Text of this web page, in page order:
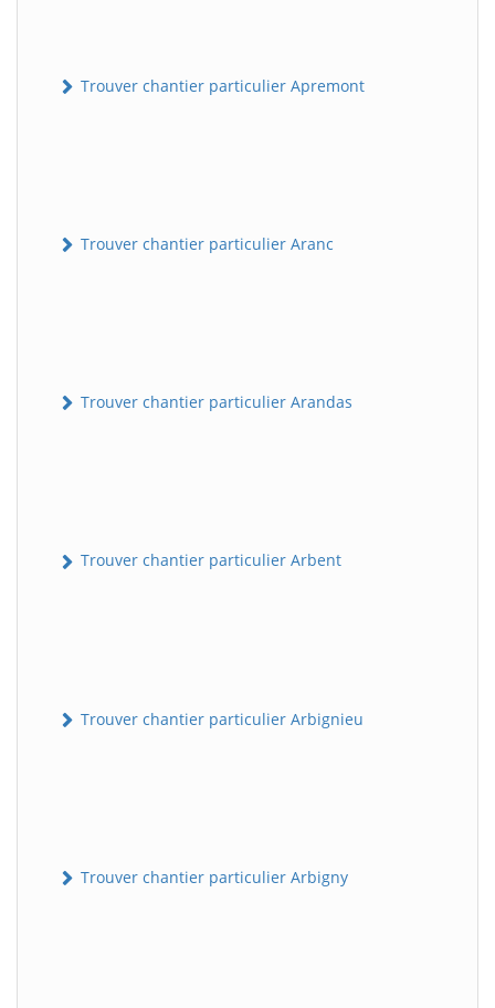
Trouver chantier particulier Apremont
Trouver chantier particulier Aranc
Trouver chantier particulier Arandas
Trouver chantier particulier Arbent
Trouver chantier particulier Arbignieu
Trouver chantier particulier Arbigny